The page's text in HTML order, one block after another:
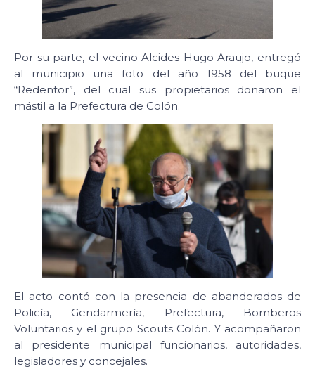
Por su parte, el vecino Alcides Hugo Araujo, entregó
al municipio una foto del año 1958 del buque
“Redentor”, del cual sus propietarios donaron el
mástil a la Prefectura de Colón.
El acto contó con la presencia de abanderados de
Policía, Gendarmería, Prefectura, Bomberos
Voluntarios y el grupo Scouts Colón. Y acompañaron
al presidente municipal funcionarios, autoridades,
legisladores y concejales.